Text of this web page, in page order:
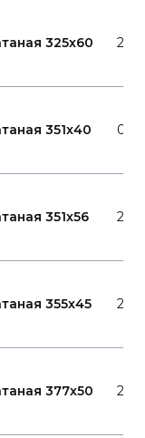
325x60 20
351x40
351x56 20
355x45 20
377x50 20